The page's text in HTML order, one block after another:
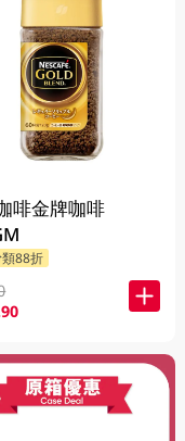
啡金牌咖啡
88折